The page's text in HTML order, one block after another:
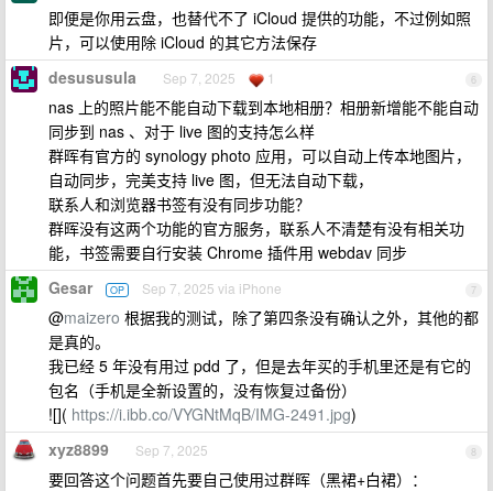
即便是你用云盘，也替代不了 iCloud 提供的功能，不过例如照
片，可以使用除 iCloud 的其它方法保存
6
desususula Sep 7, 2025 1
nas 上的照片能不能自动下载到本地相册？相册新增能不能自动
同步到 nas 、对于 live 图的支持怎么样
群晖有官方的 synology photo 应用，可以自动上传本地图片，
自动同步，完美支持 live 图，但无法自动下载，
联系人和浏览器书签有没有同步功能？
群晖没有这两个功能的官方服务，联系人不清楚有没有相关功
能，书签需要自行安装 Chrome 插件用 webdav 同步
7
Gesar OP Sep 7, 2025 via iPhone
@maizero 根据我的测试，除了第四条没有确认之外，其他的都
是真的。
我已经 5 年没有用过 pdd 了，但是去年买的手机里还是有它的
包名（手机是全新设置的，没有恢复过备份）
![]( https://i.ibb.co/VYGNtMqB/IMG-2491.jpg)
8
xyz8899 Sep 7, 2025
要回答这个问题首先要自己使用过群晖（黑裙+白裙）：